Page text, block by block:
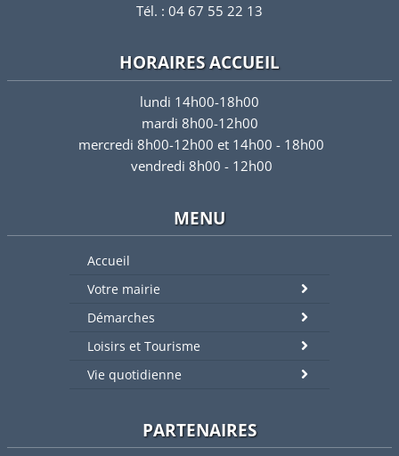
Tél. : 04 67 55 22 13
HORAIRES ACCUEIL
lundi 14h00-18h00
mardi 8h00-12h00
mercredi 8h00-12h00 et 14h00 - 18h00
vendredi 8h00 - 12h00
MENU
Accueil
Votre mairie
Démarches
Loisirs et Tourisme
Vie quotidienne
PARTENAIRES